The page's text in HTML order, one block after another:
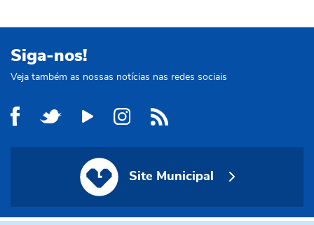
Siga-nos!
Veja também as nossas notícias nas redes sociais
Site Municipal